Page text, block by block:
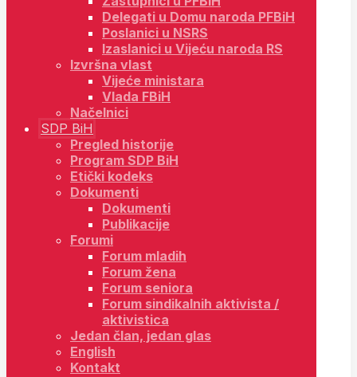
Delegati u Domu naroda PFBiH
Poslanici u NSRS
Izaslanici u Vijeću naroda RS
Izvršna vlast
Vijeće ministara
Vlada FBiH
Načelnici
SDP BiH
Pregled historije
Program SDP BiH
Etički kodeks
Dokumenti
Dokumenti
Publikacije
Forumi
Forum mladih
Forum žena
Forum seniora
Forum sindikalnih aktivista /
aktivistica
Jedan član, jedan glas
English
Kontakt